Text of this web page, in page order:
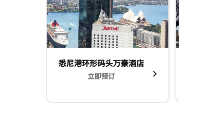
悉尼港环形码头万豪酒店
立即预订